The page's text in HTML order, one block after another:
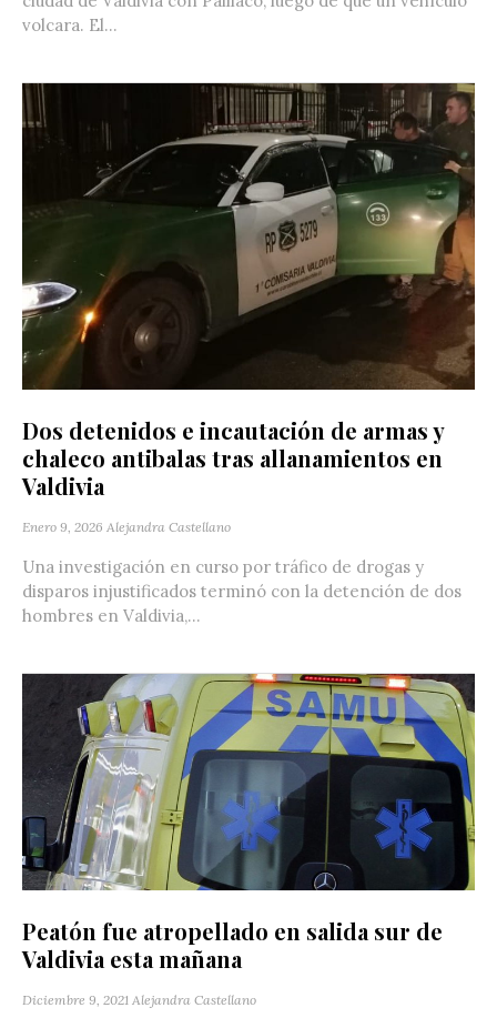
volcara. El...
Dos detenidos e incautación de armas y
chaleco antibalas tras allanamientos en
Valdivia
Enero 9, 2026 Alejandra Castellano
Una investigación en curso por tráfico de drogas y
disparos injustificados terminó con la detención de dos
hombres en Valdivia,...
Peatón fue atropellado en salida sur de
Valdivia esta mañana
Diciembre 9, 2021 Alejandra Castellano